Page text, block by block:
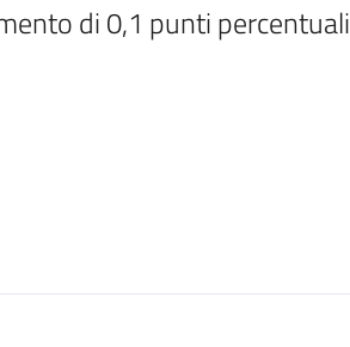
di 0,1 punti percentuali